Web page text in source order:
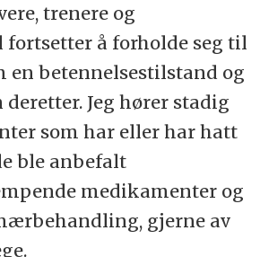
trenere og
fortsetter å forholde seg til
en betennelsestilstand og
Jeg hører stadig
som har eller har hatt
ble anbefalt
medikamenter og
gjerne av